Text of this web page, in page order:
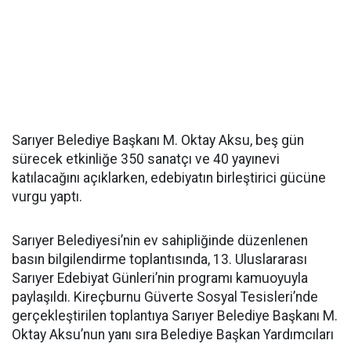
Sarıyer Belediye Başkanı M. Oktay Aksu, beş gün
sürecek etkinliğe 350 sanatçı ve 40 yayınevi
katılacağını açıklarken, edebiyatın birleştirici gücüne
vurgu yaptı.
Sarıyer Belediyesi’nin ev sahipliğinde düzenlenen
basın bilgilendirme toplantısında, 13. Uluslararası
Sarıyer Edebiyat Günleri’nin programı kamuoyuyla
paylaşıldı. Kireçburnu Güverte Sosyal Tesisleri’nde
gerçekleştirilen toplantıya Sarıyer Belediye Başkanı M.
Oktay Aksu’nun yanı sıra Belediye Başkan Yardımcıları